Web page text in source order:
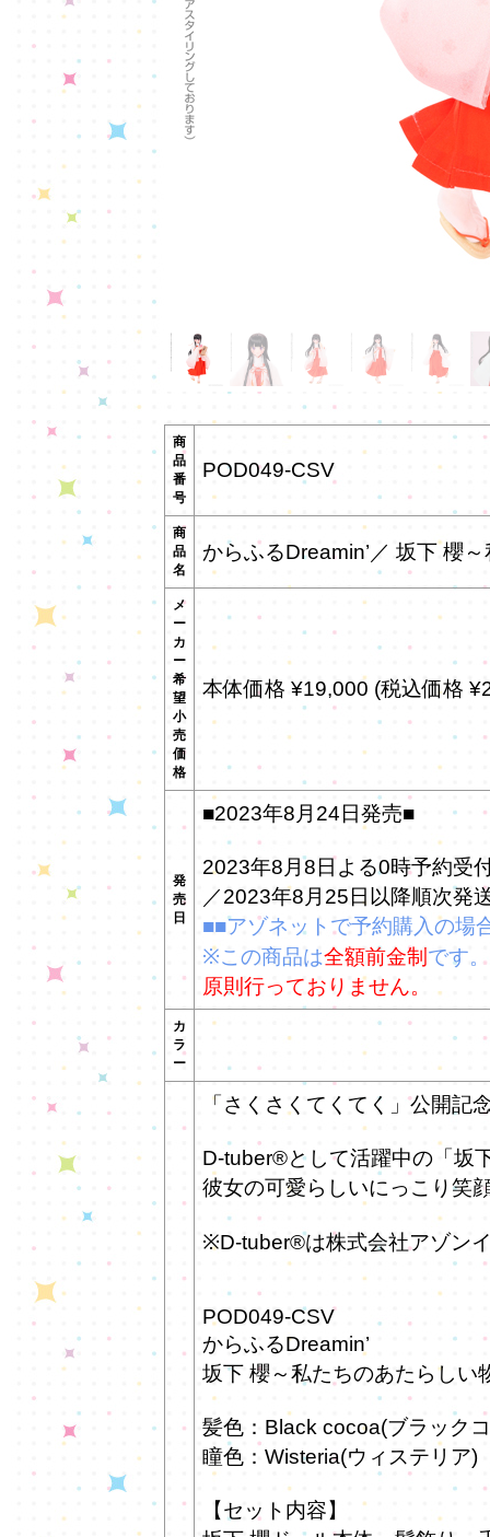
商
品
番
号
POD049-CSV
商
品
名
からふるDreamin’／ 坂下 櫻
メ
ー
カ
ー
希
望
小
売
価
格
本体価格 ¥19,000 (税込価格
発
売
日
■2023年8月24日発売■
2023年8月8日よる0時予約受
／2023年8月25日以降順次発
■■アゾネットで予約購入の場
※この商品は全額前金制 です
原則行っておりません。
カ
ラ
ー
「さくさくてくてく」公開記
D-tuber®として活躍中の「坂
彼女の可愛らしいにっこり笑
※D-tuber®は株式会社アゾン
POD049-CSV
からふるDreamin’
坂下 櫻～私たちのあたらしい
髪色：Black cocoa(ブラック
瞳色：Wisteria(ウィステリア)
【セット内容】